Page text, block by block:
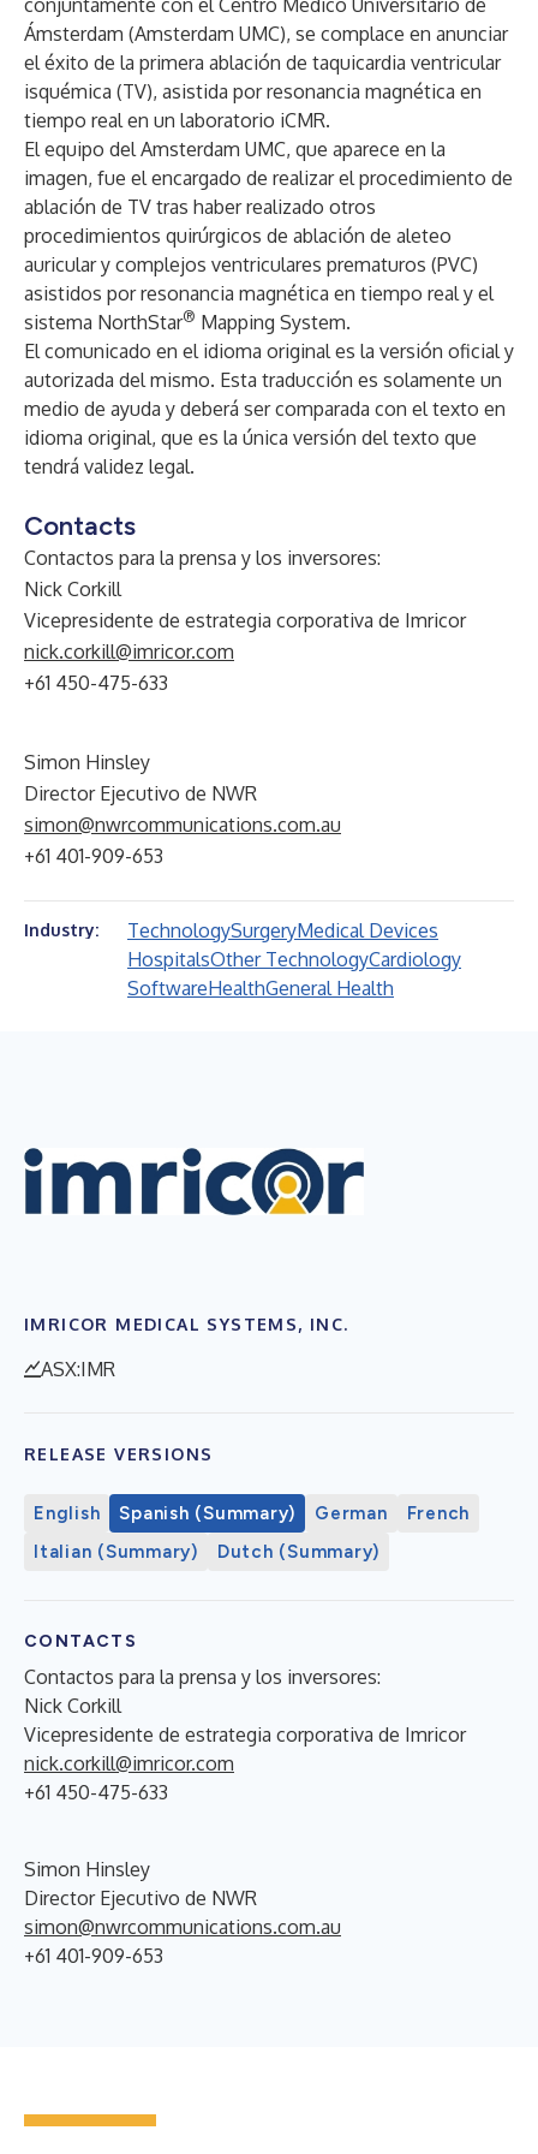
conjuntamente con el Centro Médico Universitario de
Ámsterdam (Amsterdam UMC), se complace en anunciar
el éxito de la primera ablación de taquicardia ventricular
isquémica (TV), asistida por resonancia magnética en
tiempo real en un laboratorio iCMR.
El equipo del Amsterdam UMC, que aparece en la
imagen, fue el encargado de realizar el procedimiento de
ablación de TV tras haber realizado otros
procedimientos quirúrgicos de ablación de aleteo
auricular y complejos ventriculares prematuros (PVC)
asistidos por resonancia magnética en tiempo real y el
sistema NorthStar® Mapping System.
El comunicado en el idioma original es la versión oficial y
autorizada del mismo. Esta traducción es solamente un
medio de ayuda y deberá ser comparada con el texto en
idioma original, que es la única versión del texto que
tendrá validez legal.
Contacts
Contactos para la prensa y los inversores:
Nick Corkill
Vicepresidente de estrategia corporativa de Imricor
nick.corkill@imricor.com
+61 450-475-633
Simon Hinsley
Director Ejecutivo de NWR
simon@nwrcommunications.com.au
+61 401-909-653
Industry: TechnologySurgeryMedical Devices
HospitalsOther TechnologyCardiology
SoftwareHealthGeneral Health
IMRICOR MEDICAL SYSTEMS, INC.
ASX:IMR
RELEASE VERSIONS
English Spanish (Summary) German
French
Italian (Summary)
Dutch (Summary)
CONTACTS
Contactos para la prensa y los inversores:
Nick Corkill
Vicepresidente de estrategia corporativa de Imricor
nick.corkill@imricor.com
+61 450-475-633
Simon Hinsley
Director Ejecutivo de NWR
simon@nwrcommunications.com.au
+61 401-909-653